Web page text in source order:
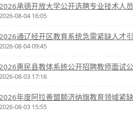
承德开放大学公开选聘专业技术人
08-04 16:05
通辽经开区教育系统急需紧缺人才
08-04 09:45
惠民县教体系统公开招聘教师面试
08-03 17:16
08-03 15:55